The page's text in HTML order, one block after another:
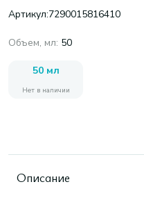
Артикул:7290015816410
Объем, мл: 50
50 мл
Нет в наличии
Описание